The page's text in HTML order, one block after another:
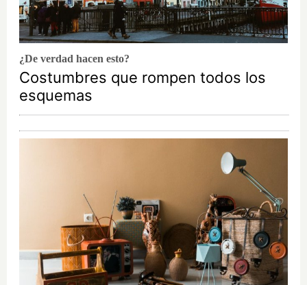
¿De verdad hacen esto?
Costumbres que rompen todos los
esquemas